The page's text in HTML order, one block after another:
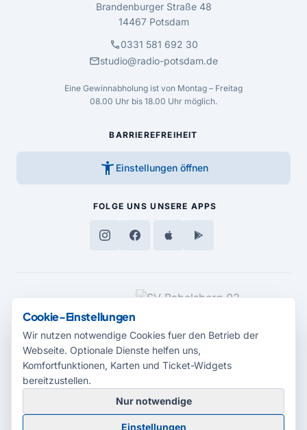
Brandenburger Straße 48
14467 Potsdam
call0331 581 692 30
mailstudio@radio-potsdam.de
Eine Gewinnabholung ist von Montag – Freitag
08.00 Uhr bis 18.00 Uhr möglich.
BARRIEREFREIHEIT
accessibility_new Einstellungen öffnen
FOLGE UNS UNSERE APPS
MEDIENPARTNER
© 2026 Radio Potsdam. Webseite entwickelt durch dieMedienagentur
Babelsberg
Cookie-Einstellungen
Wir nutzen notwendige Cookies fuer den Betrieb der
Webseite. Optionale Dienste helfen uns,
Komfortfunktionen, Karten und Ticket-Widgets
bereitzustellen.
Nur notwendige
Einstellungen